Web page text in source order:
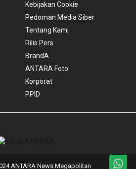
Kebijakan Cookie
Pedoman Media Siber
Tentang Kami
Rilis Pers
BrandA
ANTARA Foto
Korporat
PPID
ANTARA News Megapolitan